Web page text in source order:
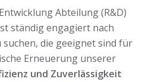
Abteilung (R&D)
ständig engagiert nach
die geeignet sind für
Erneuerung unserer
und Zuverlässigkeit